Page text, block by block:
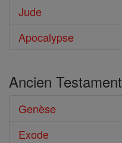
Jude
Apocalypse
Ancien Testament
Genèse
Exode